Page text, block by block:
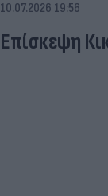
10.07.2026 19:56
Επίσκεψη